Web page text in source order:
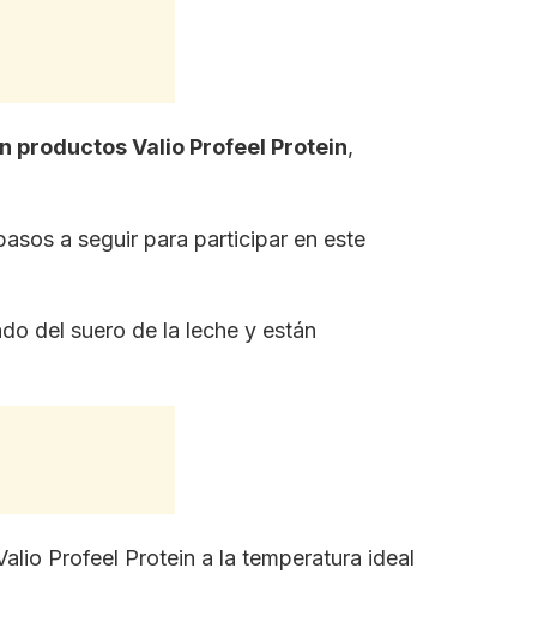
productos Valio Profeel Protein,
a seguir para participar en este
del suero de la leche y están
Profeel Protein a la temperatura ideal